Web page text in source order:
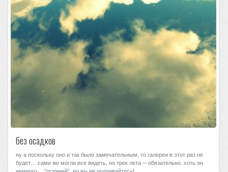
без осадков
ну а поскольку оно и так было замечательным, то галереи в этот раз не
будет… сами же могли все видеть, но трек лета ─ обязательно. хоть он